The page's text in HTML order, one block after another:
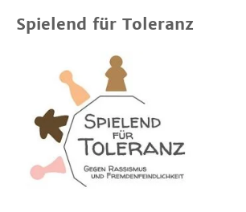
Spielend für Toleranz